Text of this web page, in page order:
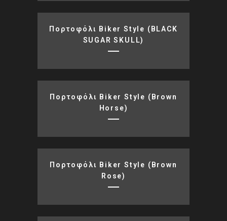
Πορτοφόλι Biker Style (BLACK
SUGAR SKULL)
Πορτοφόλι Biker Style (brown
Horse)
Πορτοφόλι Biker Style (brown
Rose)